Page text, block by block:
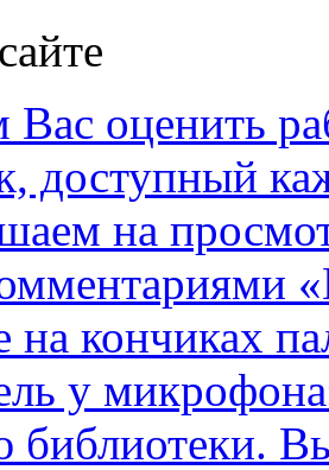
оценить
доступный
на
на кончиках
у
библиотеки.